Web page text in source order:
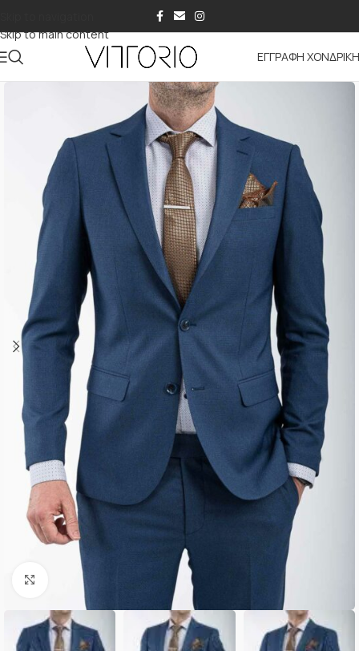
Skip to main content
ΕΓΓΡΑΦΗ
Κλικ για μεγέθυνση